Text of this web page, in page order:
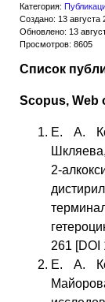
Категория:
Создано: 13 августа
Обновлено: 13
Просмотров: 8605
Список
Scopus, Web
Е. А.
2-
261 [DOI
Е. А.